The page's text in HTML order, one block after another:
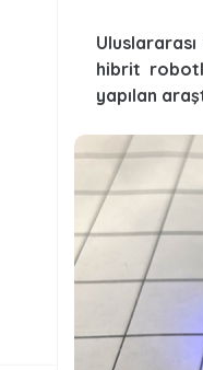
hibrit
yapılan